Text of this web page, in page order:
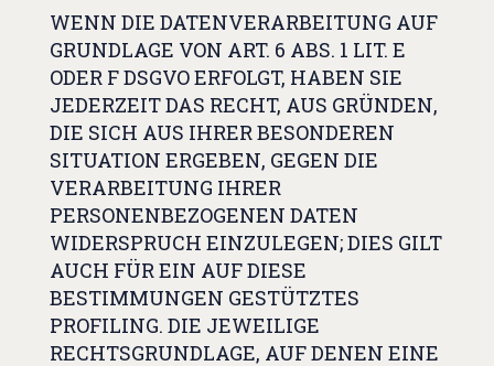
WENN DIE DATENVERARBEITUNG AUF
GRUNDLAGE VON ART. 6 ABS. 1 LIT. E
ODER F DSGVO ERFOLGT, HABEN SIE
JEDERZEIT DAS RECHT, AUS GRÜNDEN,
DIE SICH AUS IHRER BESONDEREN
SITUATION ERGEBEN, GEGEN DIE
VERARBEITUNG IHRER
PERSONENBEZOGENEN DATEN
WIDERSPRUCH EINZULEGEN; DIES GILT
AUCH FÜR EIN AUF DIESE
BESTIMMUNGEN GESTÜTZTES
PROFILING. DIE JEWEILIGE
RECHTSGRUNDLAGE, AUF DENEN EINE